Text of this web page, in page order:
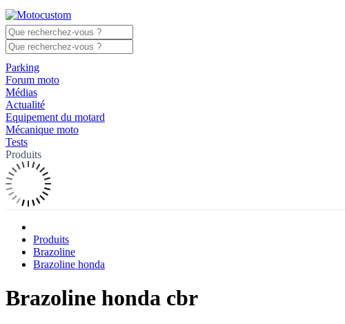
Parking
Forum moto
Médias
Actualité
Equipement du motard
Mécanique moto
Tests
Produits
Produits
Brazoline
Brazoline honda
Brazoline honda cbr